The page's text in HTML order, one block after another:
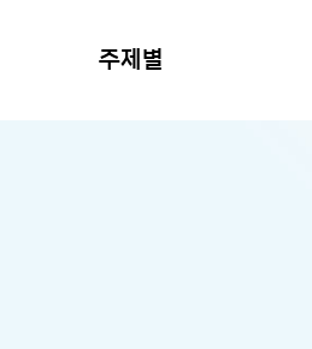
주제별